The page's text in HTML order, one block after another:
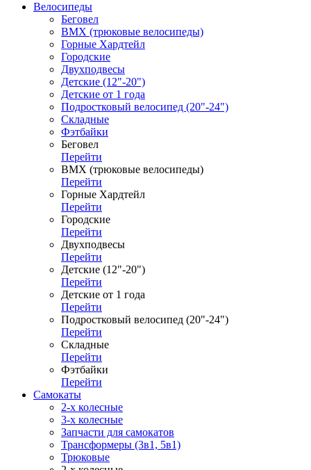
Велосипеды
Беговел
ВМХ (трюковые велосипеды)
Горные Хардтейл
Городские
Двухподвесы
Детские (12"-20")
Детские от 1 года
Подростковый велосипед (20"-24")
Складные
Фэтбайки
Беговел
Перейти
ВМХ (трюковые велосипеды)
Перейти
Горные Хардтейл
Перейти
Городские
Перейти
Двухподвесы
Перейти
Детские (12"-20")
Перейти
Детские от 1 года
Перейти
Подростковый велосипед (20"-24")
Перейти
Складные
Перейти
Фэтбайки
Перейти
Самокаты
2-х колесные
3-х колесные
Запчасти для самокатов
Трансформеры (3в1, 5в1)
Трюковые